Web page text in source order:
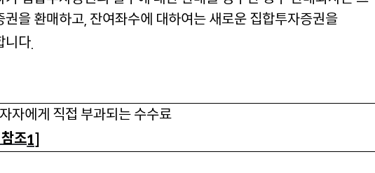
권을 환매하고, 잔여좌수에 대하여는 새로운 집합투자증권을
니다.
자에게 직접 부과되는 수수료
조1]